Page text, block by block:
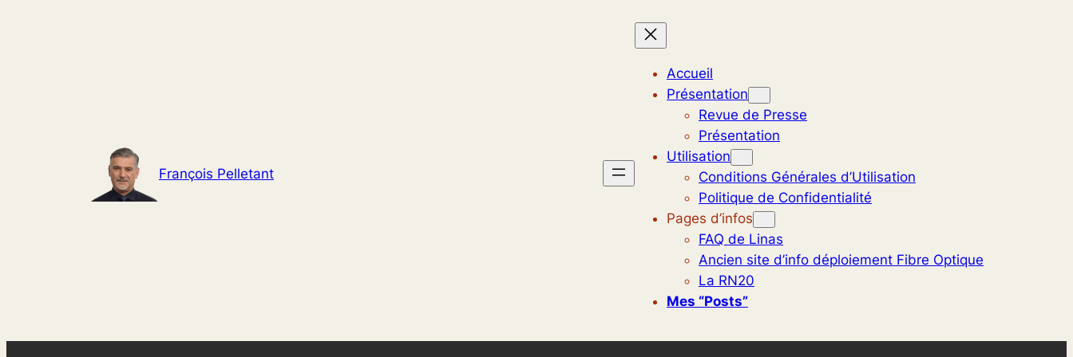
François Pelletant
Accueil
Présentation
Revue de Presse
Présentation
Utilisation
Conditions Générales d’Utilisation
Politique de Confidentialité
Pages d’infos
FAQ de Linas
Ancien site d’info déploiement Fibre Optique
La RN20
Mes “posts”